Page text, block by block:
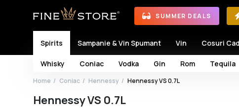
SUMMER DEALS
Spirits
Whisky Coniac Vodka Gin Rom Tequila
Sampanie & Vin Spumant Vin Cosuri
Home Coniac Hennessy Hennessy VS 0.7L
Hennessy VS 0.7L